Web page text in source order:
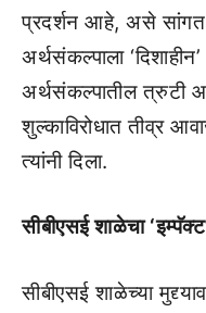
प्रदर्शन आहे, असे सांगत
अर्थसंकल्पाला
अर्थसंकल्पातील त्रुटी
शुल्काविरोधात तीव्र
त्यांनी दिला.
सीबीएसई शाळेचा
सीबीएसई शाळेच्या